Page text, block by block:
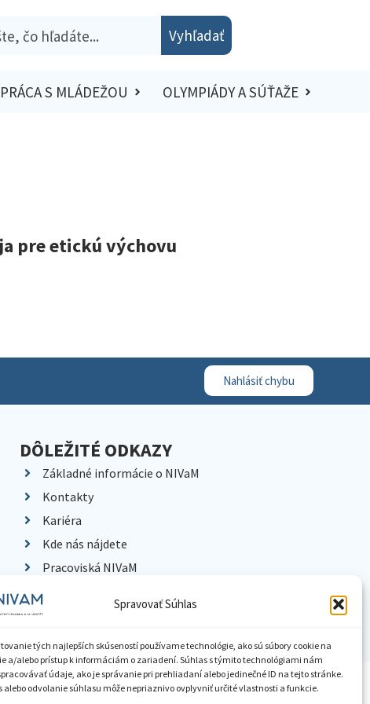
Spravovať Súhlas
tých najlepších skúseností používame technológie, ako sú súbory cookie na
a/alebo prístup k informáciám o zariadení. Súhlas s týmito technológiami nám
údaje, ako je správanie pri prehliadaní alebo jedinečné ID na tejto stránke.
alebo odvolanie súhlasu môže nepriaznivo ovplyvniť určité vlastnosti a funkcie.
Vyhľadať
PRÁCA S MLÁDEŽOU OLYMPIÁDY A SÚŤAŽE
pre etickú výchovu
Nahlásiť chybu
DÔLEŽITÉ ODKAZY
Základné informácie o NIVaM
Kontakty
Kariéra
Kde nás nájdete
Pracoviská NIVaM
Dokumenty inštitúcie
Knižnica
Sprístupnenie informácií Nastavenia cookies GDPR